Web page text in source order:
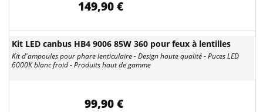
149,90 €
Kit LED canbus HB4 9006 85W 360 pour feux à lentilles
Kit d'ampoules pour phare lenticulaire - Design haute qualité - Puces LED
6000K blanc froid - Produits haut de gamme
99,90 €